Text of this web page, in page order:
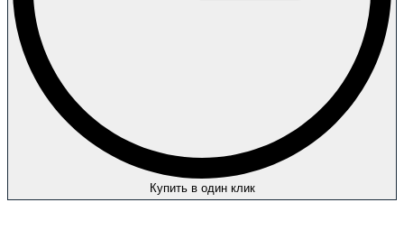
Купить в один клик